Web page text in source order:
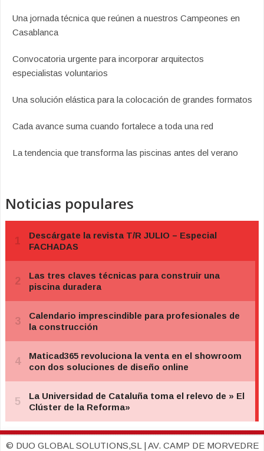
Una jornada técnica que reúnen a nuestros Campeones en
Casablanca
Convocatoria urgente para incorporar arquitectos
especialistas voluntarios
Una solución elástica para la colocación de grandes formatos
Cada avance suma cuando fortalece a toda una red
La tendencia que transforma las piscinas antes del verano
Noticias populares
© DUO GLOBAL SOLUTIONS,SL | AV. CAMP DE MORVEDRE